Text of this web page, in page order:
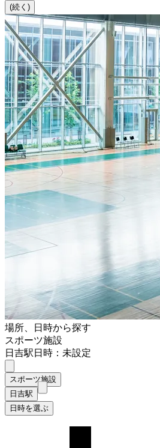
(続く)
場所、日時から探す
スポーツ施設
日吉駅日時：未設定
スポーツ施設
日吉駅
日時を選ぶ